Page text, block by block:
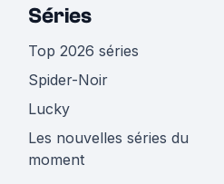
Séries
Top 2026 séries
Spider-Noir
Lucky
Les nouvelles séries du
moment